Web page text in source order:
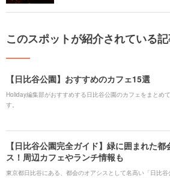
このスポットが紹介されている
【日比谷公園】おすすめのカフェ15選
Holiday編集部がおすすめする日比谷公園のカフェをまとめ
す。
【日比谷公園完全ガイド】緑に囲まれた都
ス！周辺カフェやランチ情報も
東京都日比谷にある、都会のオアシスとして名高い「日比